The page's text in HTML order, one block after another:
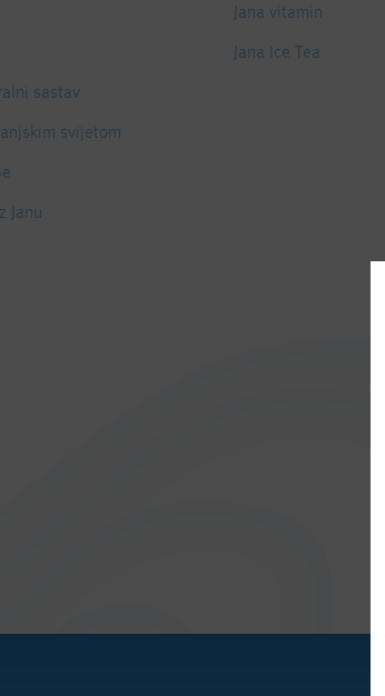
sastav
svijetom
Janu
Jana vitamin
Jana Ice Tea